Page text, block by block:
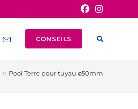
CONSEILS
> Pool Terre pour tuyau ø50mm